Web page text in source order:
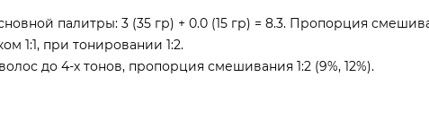
палитры: 3 (35 гр) + 0.0 (15 гр) = 8.3. Пропорция
1:1, при тонировании 1:2.
до 4-х тонов, пропорция смешивания 1:2 (9%, 12%).